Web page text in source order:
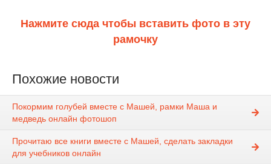
Нажмите сюда чтобы вставить фото в эту
рамочку
Похожие новости
Покормим голубей вместе с Машей, рамки Маша и
медведь онлайн фотошоп
Прочитаю все книги вместе с Машей, сделать закладки
для учебников онлайн